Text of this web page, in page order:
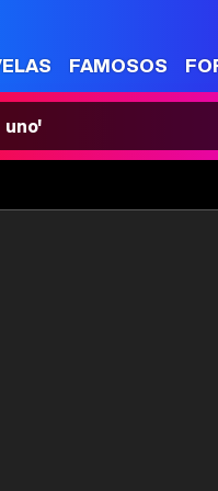
FAMOSOS